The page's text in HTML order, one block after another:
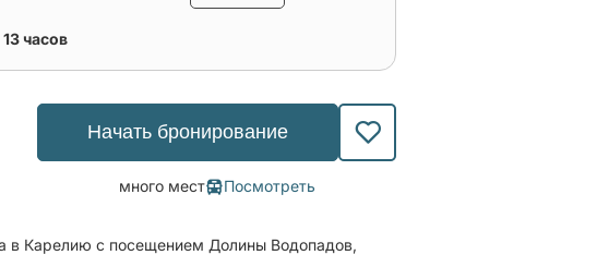
13 часов
Начать бронирование
много мест Посмотреть
в Карелию с посещением Долины Водопадов,